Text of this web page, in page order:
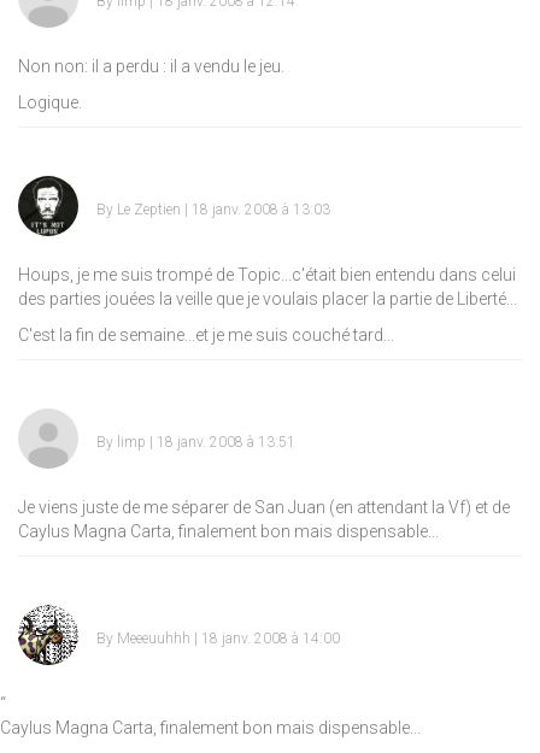
Non non: il a perdu : il a vendu le jeu.
Logique.
By Le Zeptien | 18 janv. 2008 à 13:03
Houps, je me suis trompé de Topic...c'était bien entendu dans celui
des parties jouées la veille que je voulais placer la partie de Liberté...
C'est la fin de semaine...et je me suis couché tard...
By limp | 18 janv. 2008 à 13:51
Je viens juste de me séparer de San Juan (en attendant la Vf) et de
Caylus Magna Carta, finalement bon mais dispensable...
By Meeeuuhhh | 18 janv. 2008 à 14:00
“
Caylus Magna Carta, finalement bon mais dispensable...